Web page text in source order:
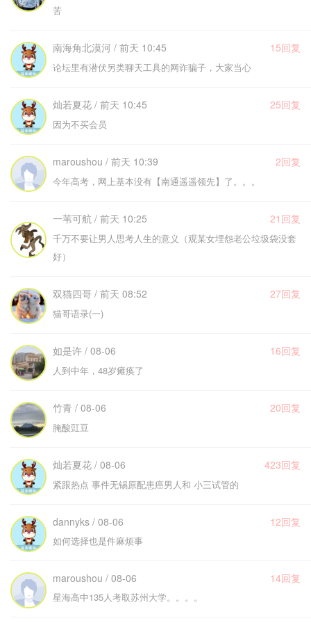
苦
南海角北漠河 / 前天 10:45 15回复
论坛里有潜伏另类聊天工具的网诈骗子，大家当心
灿若夏花 / 前天 10:45 25回复
因为不买会员
maroushou / 前天 10:39 2回复
今年高考，网上基本没有【南通遥遥领先】了。。。
一苇可航 / 前天 10:25 21回复
千万不要让男人思考人生的意义（观某女埋怨老公垃圾袋没套
好）
双猫四哥 / 前天 08:52 27回复
猫哥语录(一)
如是许 / 08-06 16回复
人到中年，48岁瘫痪了
竹青 / 08-06 20回复
腌酸豇豆
灿若夏花 / 08-06 423回复
紧跟热点 事件无锡原配患癌男人和 小三试管的
dannyks / 08-06 12回复
如何选择也是件麻烦事
maroushou / 08-06 14回复
星海高中135人考取苏州大学。。。。